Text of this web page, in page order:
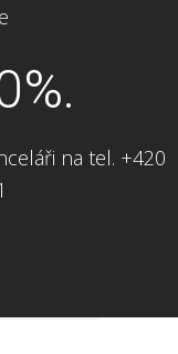
na tel. +420